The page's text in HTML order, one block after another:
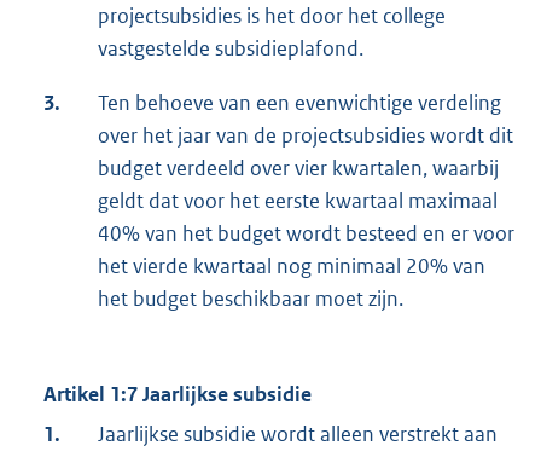
projectsubsidies is het door het college
vastgestelde subsidieplafond.
3.
Ten behoeve van een evenwichtige verdeling
over het jaar van de projectsubsidies wordt dit
budget verdeeld over vier kwartalen, waarbij
geldt dat voor het eerste kwartaal maximaal
40% van het budget wordt besteed en er voor
het vierde kwartaal nog minimaal 20% van
het budget beschikbaar moet zijn.
Artikel 1:7 Jaarlijkse subsidie
1.
Jaarlijkse subsidie wordt alleen verstrekt aan